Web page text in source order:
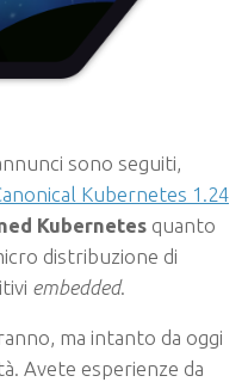
sono seguiti,
Kubernetes 1.24
Kubernetes quanto
distribuzione di
embedded.
ma intanto da oggi
Avete esperienze da